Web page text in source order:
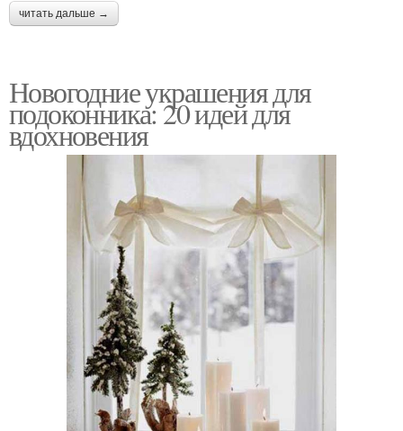
читать дальше →
Новогодние украшения для
подоконника: 20 идей для
вдохновения